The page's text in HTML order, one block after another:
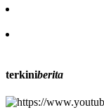
terkiniberita